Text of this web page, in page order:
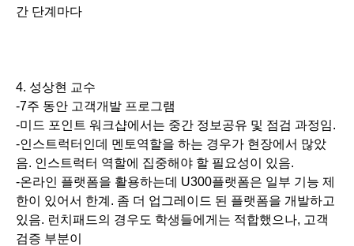
간 단계마다
4. 성상현 교수
-7주 동안 고객개발 프로그램
-미드 포인트 워크샵에서는 중간 정보공유 및 점검 과정임.
-인스트럭터인데 멘토역할을 하는 경우가 현장에서 많았
음. 인스트럭터 역할에 집중해야 할 필요성이 있음.
-온라인 플랫폼을 활용하는데 U300플랫폼은 일부 기능 제
한이 있어서 한계. 좀 더 업그레이드 된 플랫폼을 개발하고
있음. 런치패드의 경우도 학생들에게는 적합했으나, 고객
검증 부분이